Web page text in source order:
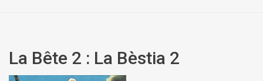
La Bête 2 : La Bèstia 2